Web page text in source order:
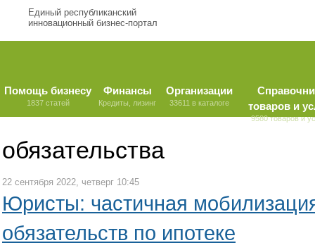
Единый республиканский
инновационный бизнес-портал
Помощь бизнесу
1837 статей
Финансы
Кредиты, лизинг
Организации
33611 в каталоге
товаров и
9580 товаров и
обязательства
22 сентября 2022, четверг 10:45
Юристы: частичная
обязательств по ипотеке